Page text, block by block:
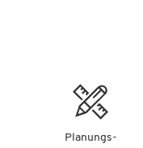
Planungs-